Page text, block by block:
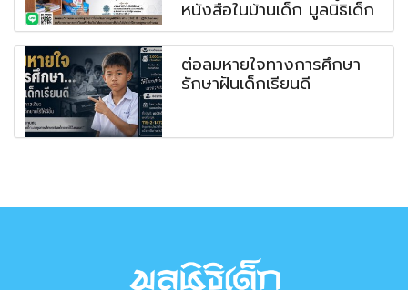
หนังสือในบ้านเด็ก มูลนิธิเด็ก
ต่อลมหายใจทางการศึกษา
รักษาฝันเด็กเรียนดี